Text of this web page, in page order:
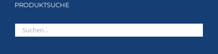
PRODUKTSUCHE